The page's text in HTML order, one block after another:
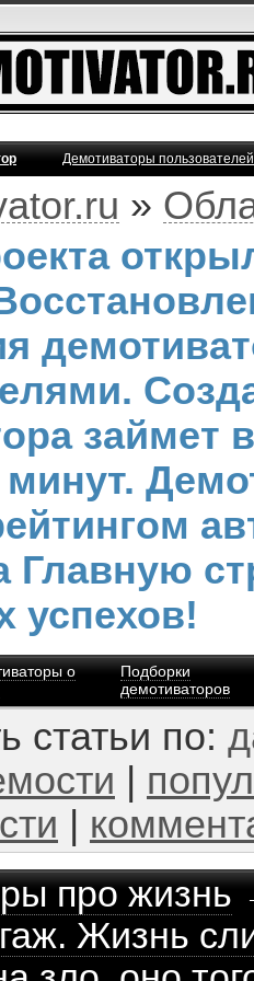
Демотиваторы
»
займет
минут.
Главную
успехов!
о
Подборки
демотиваторов
статьи по:
про жизнь
Жизнь